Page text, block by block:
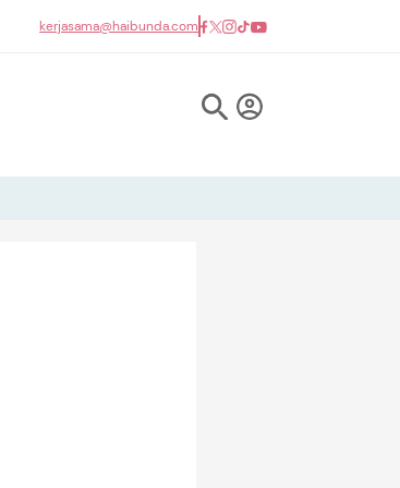
kerjasama@haibunda.com